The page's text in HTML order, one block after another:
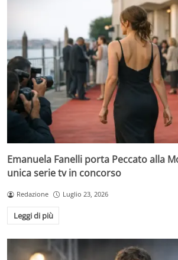
Emanuela Fanelli porta Peccato alla
unica serie tv in concorso
Redazione Luglio 23, 2026
Leggi di più